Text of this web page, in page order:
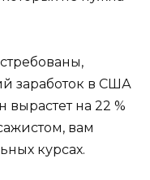
заработок в США
вырастет на 22 %
вам
курсах.